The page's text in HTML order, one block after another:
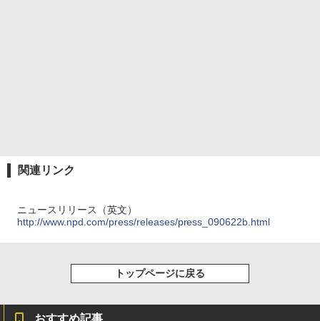
関連リンク
ニュースリリース（英文）
http://www.npd.com/press/releases/press_090622b.html
トップページに戻る